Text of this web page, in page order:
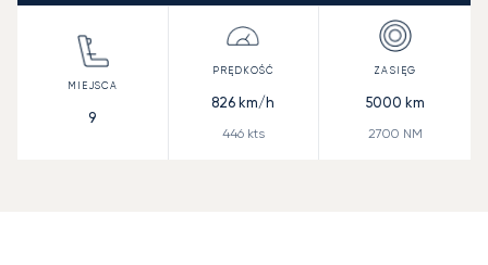
9
826 km/h
446kts
5000 km
2700 NM